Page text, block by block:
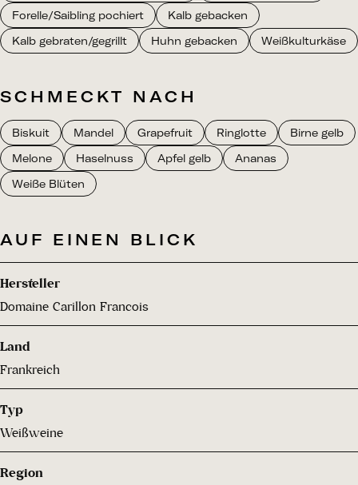
Forelle/Saibling pochiert
Kalb gebacken
Kalb gebraten/gegrillt
Huhn gebacken Weißkulturkäse
SCHMECKT NACH
Biskuit Mandel Grapefruit Ringlotte
Birne gelb
Melone
Haselnuss Apfel gelb
Ananas
Weiße Blüten
AUF EINEN BLICK
Hersteller
Domaine Carillon Francois
Land
Frankreich
Typ
Weißweine
Region